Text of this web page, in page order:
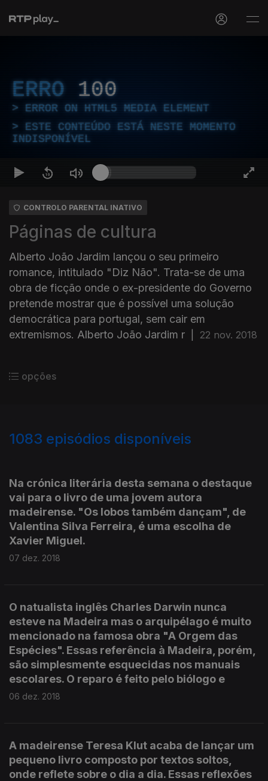
ERRO 100
ERROR ON HTML5 MEDIA ELEMENT
ESTE CONTEÚDO ESTÁ NESTE MOMENTO
INDISPONÍVEL
CONTROLO PARENTAL INATIVO
Páginas de cultura
Alberto João Jardim lançou o seu primeiro
romance, intitulado "Diz Não". Trata-se de uma
obra de ficção onde o ex-presidente do Governo
pretende mostrar que é possível uma solução
democrática para portugal, sem cair em
extremismos. Alberto João Jardim r
22 nov. 2018
opções
1083 episódios disponíveis
Na crónica literária desta semana o destaque
vai para o livro de uma jovem autora
madeirense. "Os lobos também dançam", de
Valentina Silva Ferreira, é uma escolha de
Xavier Miguel.
07 dez. 2018
O natualista inglês Charles Darwin nunca
esteve na Madeira mas o arquipélago é muito
mencionado na famosa obra "A Orgem das
Espécies". Essas referência à Madeira, porém,
são simplesmente esquecidas nos manuais
escolares. O reparo é feito pelo biólogo e
06 dez. 2018
A madeirense Teresa Klut acaba de lançar um
pequeno livro composto por textos soltos,
onde reflete sobre o dia a dia. Essas reflexões